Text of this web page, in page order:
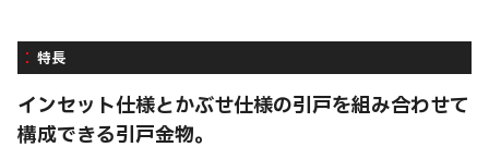
特長
インセット仕様とかぶせ仕様の引戸を組み合わせて
構成できる引戸金物。